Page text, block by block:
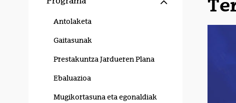
Antolaketa
Gaitasunak
Prestakuntza Jardueren Plana
Ebaluazioa
Mugikortasuna eta egonaldiak